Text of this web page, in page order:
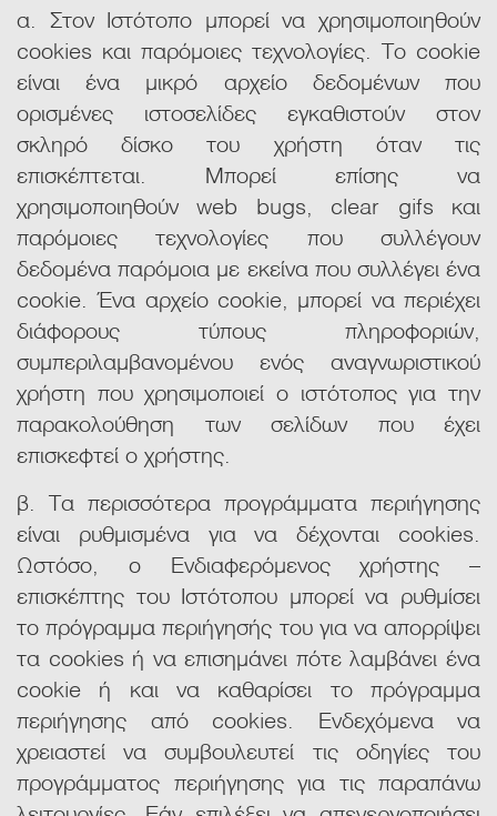
α. Στον Ιστότοπο μπορεί να χρησιμοποιηθούν
cookies και παρόμοιες τεχνολογίες. Το cookie
είναι ένα μικρό αρχείο δεδομένων που
ορισμένες ιστοσελίδες εγκαθιστούν στον
σκληρό δίσκο του χρήστη όταν τις
επισκέπτεται. Μπορεί επίσης να
χρησιμοποιηθούν web bugs, clear gifs και
παρόμοιες τεχνολογίες που συλλέγουν
δεδομένα παρόμοια με εκείνα που συλλέγει ένα
cookie. Ένα αρχείο cookie, μπορεί να περιέχει
διάφορους τύπους πληροφοριών,
συμπεριλαμβανομένου ενός αναγνωριστικού
χρήστη που χρησιμοποιεί ο ιστότοπος για την
παρακολούθηση των σελίδων που έχει
επισκεφτεί ο χρήστης.
β. Τα περισσότερα προγράμματα περιήγησης
είναι ρυθμισμένα για να δέχονται cookies.
Ωστόσο, o Ενδιαφερόμενος χρήστης –
επισκέπτης του Ιστότοπου μπορεί να ρυθμίσει
το πρόγραμμα περιήγησής του για να απορρίψει
τα cookies ή να επισημάνει πότε λαμβάνει ένα
cookie ή και να καθαρίσει το πρόγραμμα
περιήγησης από cookies. Ενδεχόμενα να
χρειαστεί να συμβουλευτεί τις οδηγίες του
προγράμματος περιήγησης για τις παραπάνω